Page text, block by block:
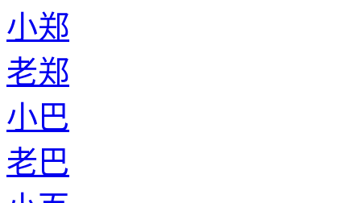
小郑
老郑
小巴
老巴